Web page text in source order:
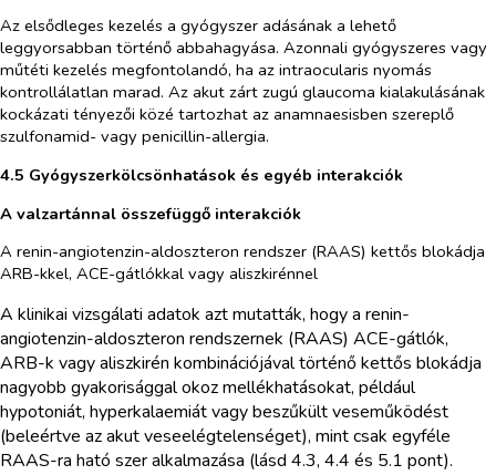
Az elsődleges kezelés a gyógyszer adásának a lehető
leggyorsabban történő abbahagyása. Azonnali gyógyszeres vagy
műtéti kezelés megfontolandó, ha az intraocularis nyomás
kontrollálatlan marad. Az akut zárt zugú glaucoma kialakulásának
kockázati tényezői közé tartozhat az anamnaesisben szereplő
szulfonamid- vagy penicillin-allergia.
4.5 Gyógyszerkölcsönhatások és egyéb interakciók
A valzartánnal összefüggő interakciók
A renin-angiotenzin-aldoszteron rendszer (RAAS) kettős blokádja
ARB-kkel, ACE-gátlókkal vagy aliszkirénnel
A klinikai vizsgálati adatok azt mutatták, hogy a renin-
angiotenzin-aldoszteron rendszernek (RAAS) ACE-gátlók,
ARB-k vagy aliszkirén kombinációjával történő kettős blokádja
nagyobb gyakorisággal okoz mellékhatásokat, például
hypotoniát, hyperkalaemiát vagy beszűkült veseműködést
(beleértve az akut veseelégtelenséget), mint csak egyféle
RAAS-ra ható szer alkalmazása (lásd 4.3, 4.4 és 5.1 pont).